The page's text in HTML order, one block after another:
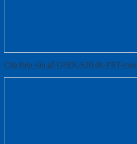
Cửa thép vân gỗ GHDGS2H4K-PBT-